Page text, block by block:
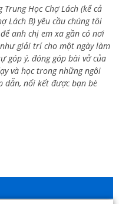
Học Chợ Lách (kể cả
Lách B) yêu cầu chúng tôi
anh chị em xa gần có nơi
giải trí cho một ngày làm
góp ý, đóng góp bài vở của
và học trong những ngôi
dẫn, nối kết được bạn bè